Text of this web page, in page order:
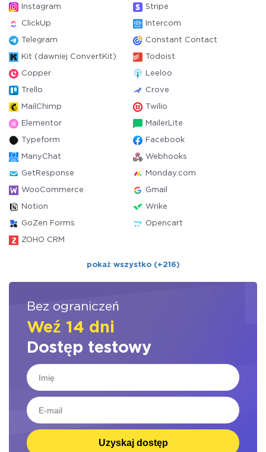
Instagram Stripe
ClickUp Intercom
Telegram Constant Contact
Kit (dawniej ConvertKit) Todoist
Copper Leeloo
Trello Crove
MailChimp Twilio
Elementor MailerLite
Typeform Facebook
ManyChat Webhooks
GetResponse Monday.com
WooCommerce Gmail
Notion Wrike
GoZen Forms Opencart
ZOHO CRM
pokaż wszystko (+216)
Bez ograniczeń
Weź 14 dni
Dostęp testowy
Uzyskaj dostęp